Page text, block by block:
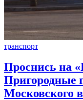
транспорт
Проснись на
Пригородные
Московского